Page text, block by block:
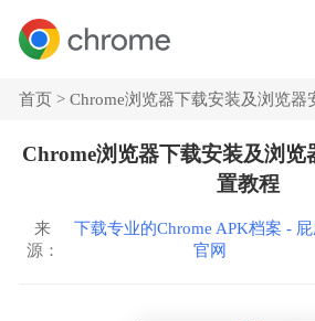
首页 >Chrome浏览器下载安装及浏览器
Chrome浏览器下载安装及浏览
置教程
来
源：
下载专业的Chrome APK档案 -
官网